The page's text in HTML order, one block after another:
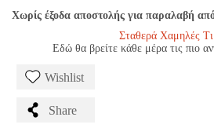
Χωρίς έξοδα αποστολής για παραλαβή
Σταθερά Χαμηλές
Εδώ θα βρείτε κάθε μέρα τις πιο
Wishlist
Share